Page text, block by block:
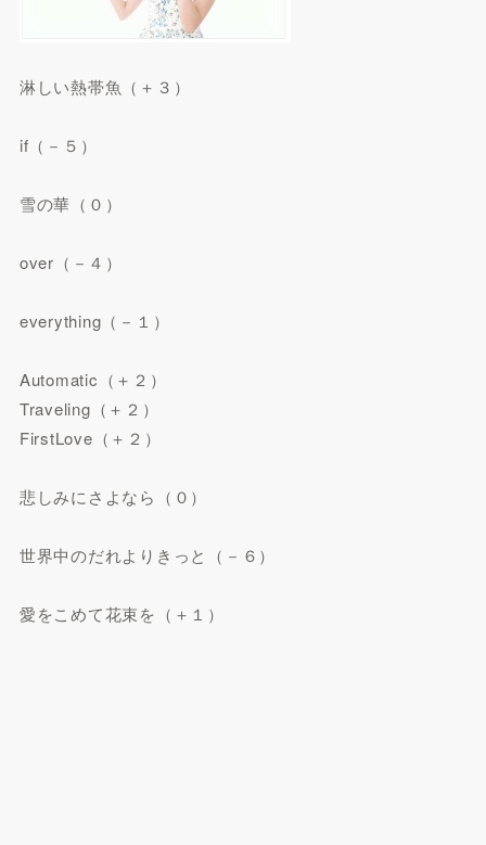
淋しい熱帯魚（＋３）
if（－５）
雪の華（０）
over（－４）
everything（－１）
Automatic（＋２）
Traveling（＋２）
FirstLove（＋２）
悲しみにさよなら（０）
世界中のだれよりきっと（－６）
愛をこめて花束を（＋１）